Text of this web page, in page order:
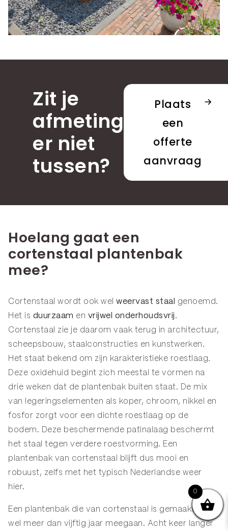
0
Zit je
afmeting
er niet
tussen?
Plaats
een
offerte
aanvraag
Hoelang gaat een
cortenstaal plantenbak
mee?
Cortenstaal wordt ook wel weervast staal
genoemd.
Het is duurzaam en vrijwel onderhoudsvrij .
Cortenstaal zie je daarom vaak terug in architectuur,
scheepsbouw, staalconstructies en kunstwerken.
Het staat bekend om zijn karakteristieke roestlaag.
Deze oxidehuid begint zich meestal te vormen na
drie weken dat de plantenbak buiten staat. De mix
van legeringselementen als koper, chroom, nikkel en
fosfor zorgt voor een dichte roestlaag op de
bodem. Deze beschermende patinalaag beschermt
het staal tegen verdere roestvorming. Een
plantenbak van cortenstaal blijft dus mooi en
robuust, zelfs met het typisch Nederlandse weer
hier.
Een plantenbak die van cortenstaal is gemaakt, kan
wel meer dan vijftig jaar meegaan. Acht keer
langer
0